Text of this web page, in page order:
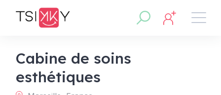
Cabine de soins
esthétiques